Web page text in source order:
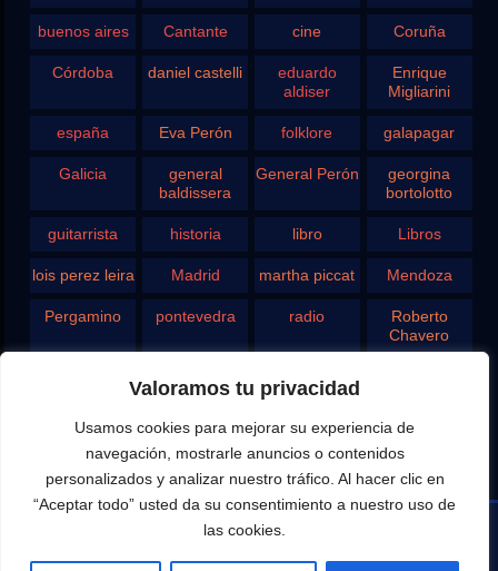
Valoramos tu privacidad
Usamos cookies para mejorar su experiencia de
navegación, mostrarle anuncios o contenidos
personalizados y analizar nuestro tráfico. Al hacer clic en
“Aceptar todo” usted da su consentimiento a nuestro uso de
las cookies.
buenos aires Cantante cine Coruña
Córdoba daniel castelli
eduardo
aldiser
Enrique
Migliarini
españa Eva Perón folklore galapagar
Galicia
general
baldissera
General Perón
georgina
bortolotto
guitarrista historia libro Libros
lois perez leira Madrid martha piccat Mendoza
Pergamino pontevedra radio
Roberto
Chavero
Tango teatro television vigo
yupanqui